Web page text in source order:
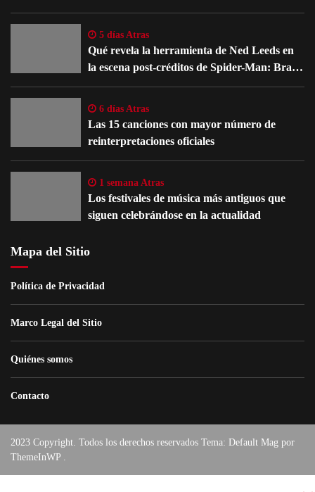
famosas
5 días Atras
Qué revela la herramienta de Ned Leeds en
la escena post-créditos de Spider-Man: Brand
New Day
6 días Atras
Las 15 canciones con mayor número de
reinterpretaciones oficiales
1 semana Atras
Los festivales de música más antiguos que
siguen celebrándose en la actualidad
Mapa del Sitio
Política de Privacidad
Marco Legal del Sitio
Quiénes somos
Contacto
2023 Copyright. Todos los derechos reservados Tema: Default Mag por
ThemeInWP